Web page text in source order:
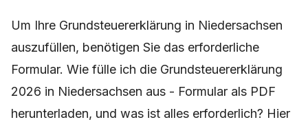
Um Ihre Grundsteuererklärung in Niedersachsen
auszufüllen, benötigen Sie das erforderliche
Formular. Wie fülle ich die Grundsteuererklärung
2026 in Niedersachsen aus - Formular als PDF
herunterladen, und was ist alles erforderlich? Hier